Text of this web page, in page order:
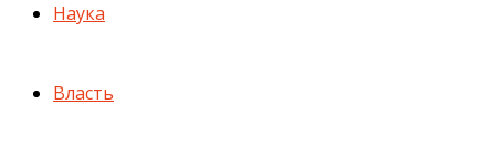
Наука
Власть